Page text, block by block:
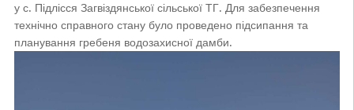
у с. Підлісся Загвіздянської сільської ТГ. Для забезпечення
технічно справного стану було проведено підсипання та
планування гребеня водозахисної дамби.